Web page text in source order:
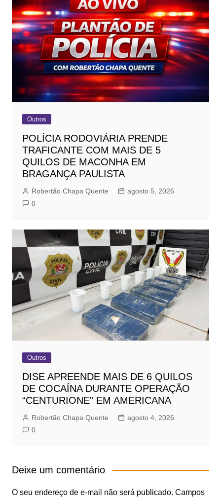
Outros
POLÍCIA RODOVIÁRIA PRENDE
TRAFICANTE COM MAIS DE 5
QUILOS DE MACONHA EM
BRAGANÇA PAULISTA
Robertão Chapa Quente
agosto 5, 2026
0
Outros
DISE APREENDE MAIS DE 6 QUILOS
DE COCAÍNA DURANTE OPERAÇÃO
“CENTURIONE” EM AMERICANA
Robertão Chapa Quente
agosto 4, 2026
0
Deixe um comentário
O seu endereço de e-mail não será publicado. Campos